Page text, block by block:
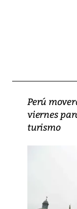
Perú
viernes
turismo